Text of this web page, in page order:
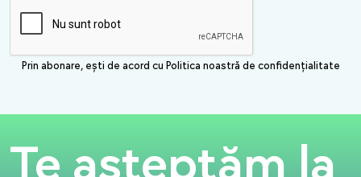
Prin abonare, ești de acord cu Politica noastră de confidențialitate
Te așteptăm la